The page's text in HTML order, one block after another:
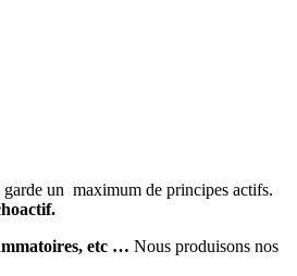
garde un maximum de principes actifs.
etc … Nous produisons nos